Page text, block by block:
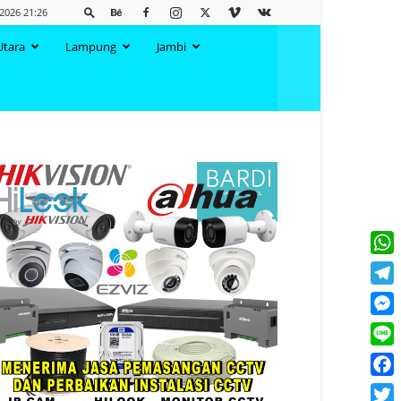
21:26
Lampung Jambi
Line